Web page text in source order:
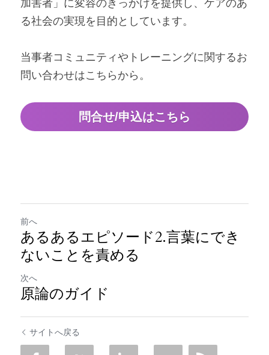
加害者」に変容のきっかけを提供し、ケアのあ
る社会の実現を目的としています。
当事者コミュニティやトレーニングに関するお
問い合わせはこちらから。
問合せ/申込はこちら
前へ
あるあるエピソード2.言葉にでき
ないことを責める
次へ
原論のガイド
サイトへ戻る